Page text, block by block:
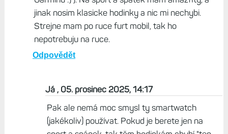
oblecenim. Jinak klasicke hodinky
Odpovědět
Pepa, 05. prosinec 2025, 13:37
jsem byl "silenec" do ruznych smartwatchu a
zjistil, ze ty metriky jsou uplne mimo (hlavne u
Garminu :) ). Na sport a spatek mam amazfity, a